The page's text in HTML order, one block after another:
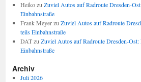
Heikozu Zuviel Autos auf Radroute Dresden-
Einbahnstraße
Frank Meyerzu Zuviel Autos auf Radroute
teils Einbahnstraße
DATzu Zuviel Autos auf Radroute Dresden-Ost:
Einbahnstraße
Archiv
Juli 2026